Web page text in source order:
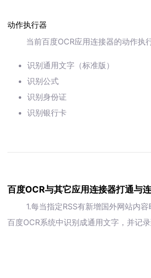
动作执行器
当前百度OCR应用连接器的动作执
识别通用文字（标准版）
识别公式
识别身份证
识别银行卡
百度OCR与其它应用连接器打通与
1.每当指定RSS有新增国外网站内
百度OCR系统中识别成通用文字，并记录